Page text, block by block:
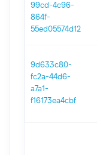
99cd-4c96-
864f-
55ed05574d12
9d633c80-
fc2a-44d6-
a7a1-
f16173ea4cbf